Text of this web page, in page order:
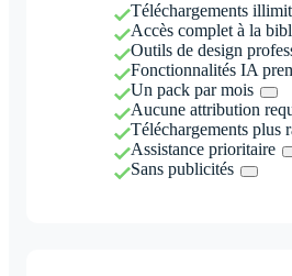
Téléchargements
Accès complet à la
Outils de design
Fonctionnalités IA
Un pack par mois
Aucune attribution
Téléchargements plus
Assistance prioritaire
Sans publicités